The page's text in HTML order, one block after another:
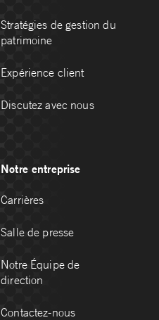
Stratégies de gestion du
patrimoine
Expérience client
Discutez avec nous
Notre entreprise
Carrières
Salle de presse
Notre Équipe de
direction
Contactez-nous